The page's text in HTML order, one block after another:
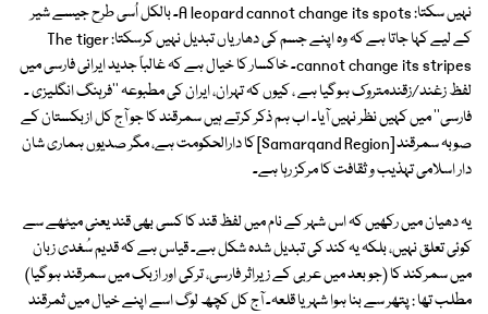
نہیں سکتا: A leopard cannot change its spots۔ بالکل اُسی طرح جیسے شیر
کے لیے کہا جاتا ہے کہ وہ اپنے جسم کی دھاریاں تبدیل نہیں کرسکتا: The tiger
cannot change its stripes۔ خاکسار کا خیال ہے کہ غالباً جدید ایرانی فارسی میں
لفظ زغند/زقندمتروک ہوگیا ہے ، کیوں کہ تہران، ایران کی مطبوعہ ''فرہنگ انگلیزی ۔
فارسی'' میں کہیں نظر نہیں آیا۔ اب ہم ذکر کرتے ہیں سمرقند کا جو آج کل ازبکستان کے
صوبہ سمرقند [Samarqand Region] کا دارالحکومت ہے، مگر صدیوں ہماری شان
دار اسلامی تہذیب و ثقافت کا مرکز رہا ہے۔
یہ دھیان میں رکھیں کہ اس شہر کے نام میں لفظ قند کا کسی بھی قند یعنی میٹھے سے
کوئی تعلق نہیں، بلکہ یہ کند کی تبدیل شدہ شکل ہے۔ قیاس ہے کہ قدیم سُغدی زبان
میں سمرکند کا (جو بعد میں عربی کے زیراثر فارسی، ترکی اور ازبک میں سمرقند ہوگیا)
مطلب تھا : پتھر سے بنا ہوا شہر یا قلعہ۔ آج کل کچھ لوگ اسے اپنے خیال میں ثمرقند